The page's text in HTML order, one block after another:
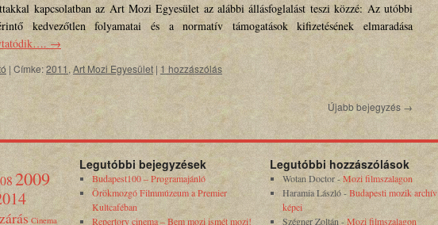
kapcsolatban az Art Mozi Egyesület az alábbi állásfoglalást teszi közzé: Az utóbbi
kedvezőtlen folyamatai és a normatív támogatások kifizetésének elmaradása
→
| Címke:2011, Art Mozi Egyesület | 1 hozzászólás
Újabb bejegyzés →
2009
Cinema
Legutóbbi bejegyzések
Budapest100 – Programajánló
Örökmozgó Filmmúzeum a Premier
Kultcaféban
Repertory cinema – Bem mozi ismét mozi!
Legutóbbi hozzászólások
Wotan Doctor-Mozi filmszalagon
Haramia László-Budapesti mozik archív
képei
Szégner Zoltán -Mozi filmszalagon